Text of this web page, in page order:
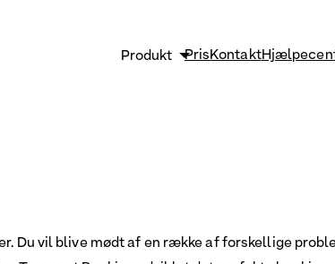
Produkt PrisKontakt
Du vil blive mødt af en række af forskellige